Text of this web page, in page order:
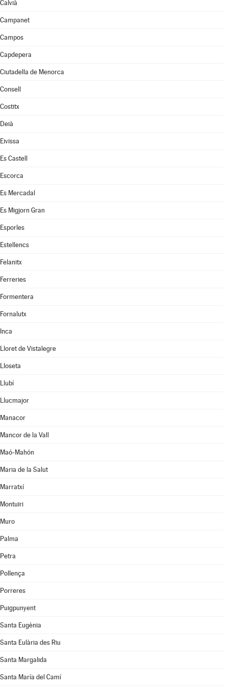
Calvià
Campanet
Campos
Capdepera
Ciutadella de Menorca
Consell
Costitx
Deià
Eivissa
Es Castell
Escorca
Es Mercadal
Es Migjorn Gran
Esporles
Estellencs
Felanitx
Ferreries
Formentera
Fornalutx
Inca
Lloret de Vistalegre
Lloseta
Llubí
Llucmajor
Manacor
Mancor de la Vall
Maó-Mahón
Maria de la Salut
Marratxí
Montuïri
Muro
Palma
Petra
Pollença
Porreres
Puigpunyent
Santa Eugènia
Santa Eulària des Riu
Santa Margalida
Santa María del Camí